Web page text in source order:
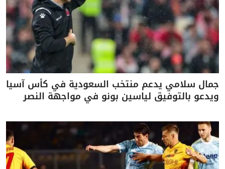
جمال سلامي يدعم منتخب السعودية في كأس آسيا
ويدعو بالتوفيق لياسين بونو في مواجهة النصر